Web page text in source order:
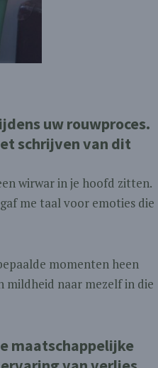
uw rouwproces.
schrijven van dit
wirwar in je hoofd zitten.
me taal voor emoties die
momenten heen
mildheid naar mezelf in die
maatschappelijke